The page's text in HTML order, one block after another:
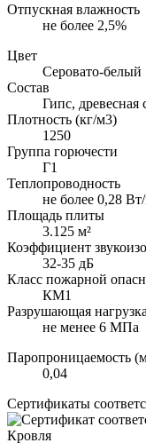
Отпускная влажность
не более 2,5%
Цвет
Серовато-белый
Состав
Гипс, древесная
Плотность (кг/м3)
1250
Группа горючести
Г1
Теплопроводность
не более 0,28
Площадь плиты
3.125 м²
Коэффициент
32-35 дБ
Класс пожарной
КМ1
Разрушающая
не менее 6 МПа
Паропроницаемость
0,04
Сертификаты